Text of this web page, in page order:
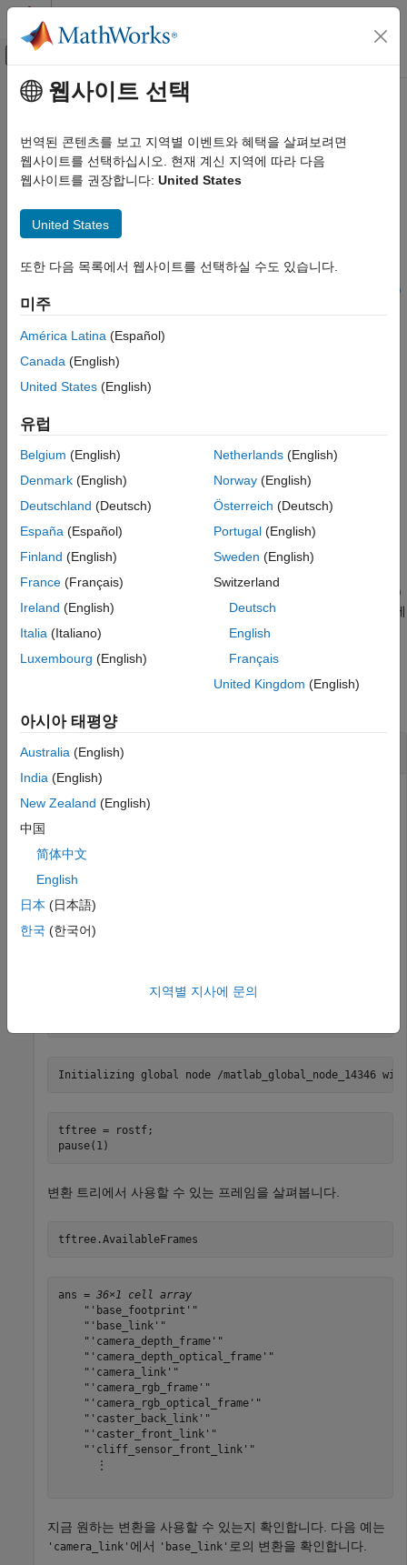
콘텐츠로 바로 가기
오프캔버스 탐색 메뉴 토글
문서 홈
ROS Toolbox
네트워크 액세스
ROS 네트워크 연결 및 탐색
transform
구문
설명
예제
확장 기능
참고 항목
주요 콘텐츠
transform
메시지 엔터티를 타깃 좌표 프레임으로 변환
구문
tfentity = transform(tftree,targetframe,entity,"msgtime")
tfentity = transform(tftree,targetframe,entity,sourcetime)
설명
= transform(
targetframe과
가져와서 지정된 유형의 ROS 메시지
트리입니다.
않으면 MATLAB®은 오류를 표시합니다.
예제
= transform( targetframe ,"msgtime")
은 메시지의 헤더에 있는 타임스탬프entity를 소스 시간으로
사용하여 변환을 가져와 적용합니다.
tfentity = transform( )
은 주어진 소스 시간을 사용하여 변환을 가져오고 메시지
에
적용합니다.
ROS 변환 가져오기 및 ROS 메시지에 적용하기
설정된 변환을 사용해 시간을 다르게 하여 변환에
액세스합니다.
네트워크에 연결합니다.
tftree = rostf;
pause(1)
변환 트리에서 사용할 수 있는 프레임을 살펴봅니다.
tftree.AvailableFrames
ans = 36×1 cell array
    "'base_footprint'"
    "'base_link'"
    "'camera_depth_frame'"
    "'camera_depth_optical_frame'"
    "'camera_link'"
    "'camera_rgb_frame'"
    "'camera_rgb_optical_frame'"
    "'caster_back_link'"
    "'caster_front_link'"
    "'cliff_sensor_front_link'"
      ⋮
지금 원하는 변환을 사용할 수 있는지 확인합니다. 다음 예는
'camera_link' 에서 'base_link' 로의 변환을 확인합니다.
웹사이트 선택
번역된 콘텐츠를 보고 지역별 이벤트와 혜택을 살펴보려면
웹사이트를 선택하십시오. 현재 계신 지역에 따라 다음
웹사이트를 권장합니다: United States
United States
또한 다음 목록에서 웹사이트를 선택하실 수도 있습니다.
미주
América Latina (Español)
Canada (English)
United States (English)
유럽
Belgium (English)
Denmark (English)
Deutschland (Deutsch)
España (Español)
Finland (English)
France (Français)
Ireland (English)
Italia (Italiano)
Luxembourg (English)
Netherlands(English)
Norway(English)
Österreich (Deutsch)
Portugal(English)
Sweden (English)
Switzerland
Deutsch
English
Français
United Kingdom (English)
아시아 태평양
Australia (English)
India (English)
New Zealand (English)
中国
简体中文
English
日本 (日本語)
한국 (한국어)
지역별 지사에 문의